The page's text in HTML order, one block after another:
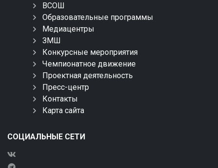
ВСОШ
Образовательные программы
Медиацентры
ЗМШ
Конкурсные мероприятия
Чемпионатное движение
Проектная деятельность
Пресс-центр
Контакты
Карта сайта
СОЦИАЛЬНЫЕ СЕТИ